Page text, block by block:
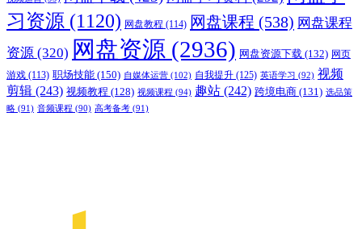
习资源 (1120) 网盘教程 (114) 网盘课程 (538) 网盘课程
资源 (320) 网盘资源 (2936) 网盘资源下载 (132) 网页
游戏 (113) 职场技能 (150) 自媒体运营 (102) 自我提升 (125) 英语学习 (92) 视频
剪辑 (243) 视频教程 (128) 视频课程 (94) 趣站 (242) 跨境电商 (131) 选品策
略 (91) 音频课程 (90) 高考备考 (91)